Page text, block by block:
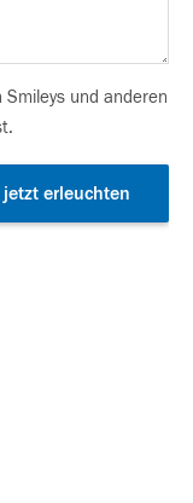
und anderen
jetzt erleuchten